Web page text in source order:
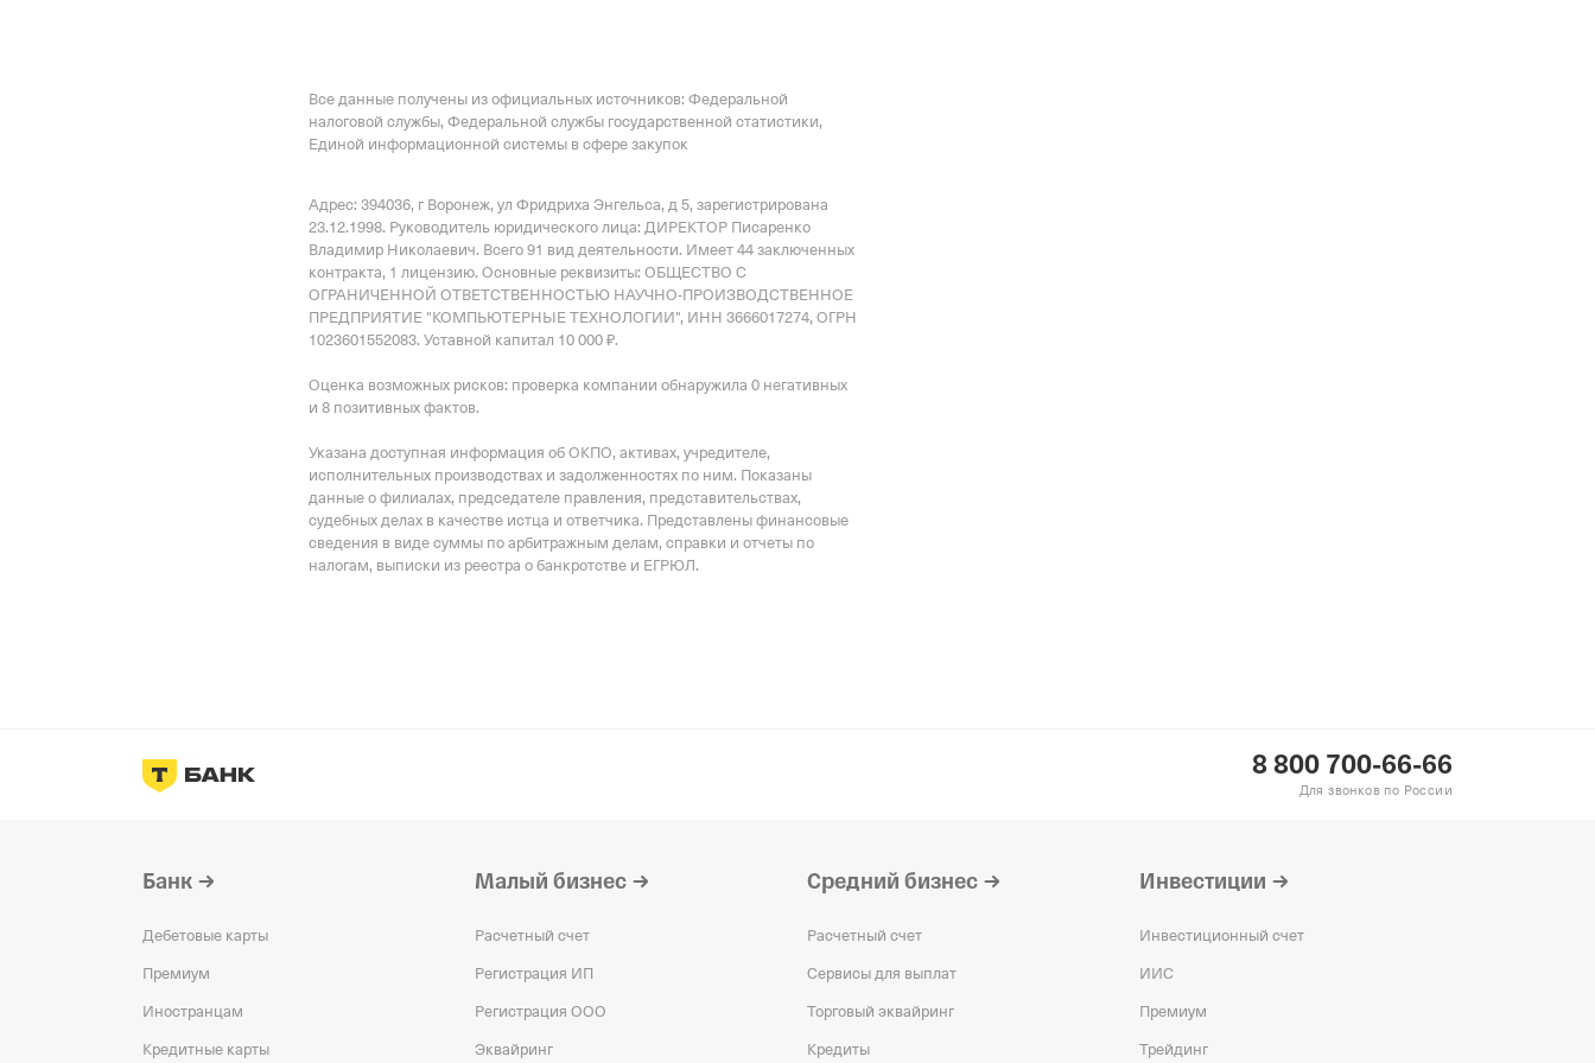
Все данные получены из официальных источников: Федеральной
налоговой службы, Федеральной службы государственной статистики,
Единой информационной системы в сфере закупок
Адрес: 394036, г Воронеж, ул Фридриха Энгельса, д 5, зарегистрирована
23.12.1998. Руководитель юридического лица: ДИРЕКТОР Писаренко
Владимир Николаевич. Всего 91 вид деятельности. Имеет 44 заключенных
контракта, 1 лицензию. Основные реквизиты: ОБЩЕСТВО С
ОГРАНИЧЕННОЙ ОТВЕТСТВЕННОСТЬЮ НАУЧНО-ПРОИЗВОДСТВЕННОЕ
ПРЕДПРИЯТИЕ "КОМПЬЮТЕРНЫЕ ТЕХНОЛОГИИ", ИНН 3666017274, ОГРН
1023601552083. Уставной капитал 10 000 ₽.
Оценка возможных рисков: проверка компании обнаружила 0 негативных
и 8 позитивных фактов.
Указана доступная информация об ОКПО, активах, учредителе,
исполнительных производствах и задолженностях по ним. Показаны
данные о филиалах, председателе правления, представительствах,
судебных делах в качестве истца и ответчика. Представлены финансовые
сведения в виде суммы по арбитражным делам, справки и отчеты по
налогам, выписки из реестра о банкротстве и ЕГРЮЛ.
8 800 700-66-66
Для звонков по России
Банк
Дебетовые карты
Премиум
Иностранцам
Кредитные карты
Малый бизнес
Расчетный счет
Регистрация ИП
Регистрация ООО
Эквайринг
Средний бизнес
Расчетный счет
Сервисы для выплат
Торговый эквайринг
Кредиты
Инвестиции
Инвестиционный счет
ИИС
Премиум
Трейдинг